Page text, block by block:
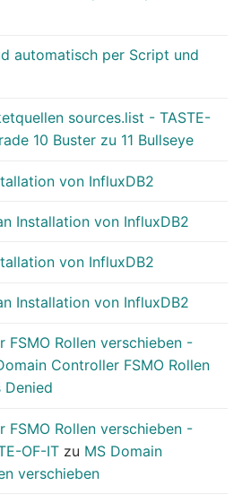
automatisch per Script und
sources.list - TASTE-
10 Buster zu 11 Bullseye
von InfluxDB2
Installation von InfluxDB2
von InfluxDB2
Installation von InfluxDB2
FSMO Rollen verschieben -
Controller FSMO Rollen
Denied
FSMO Rollen verschieben -
OF-IT zu MS Domain
verschieben